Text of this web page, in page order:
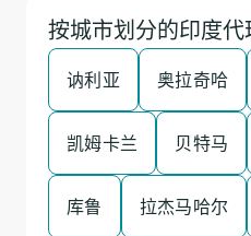
按城市划分的印度代
讷利亚 奥拉奇哈
凯姆卡兰 贝特马
库鲁 拉杰马哈尔